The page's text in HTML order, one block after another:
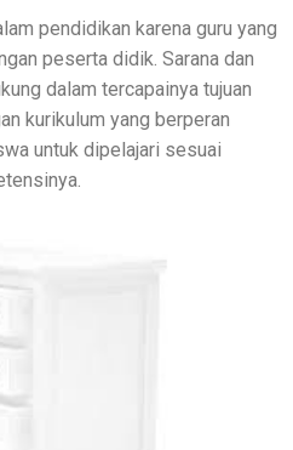
pendidikan karena guru yang
peserta didik. Sarana dan
dalam tercapainya tujuan
kurikulum yang berperan
untuk dipelajari sesuai